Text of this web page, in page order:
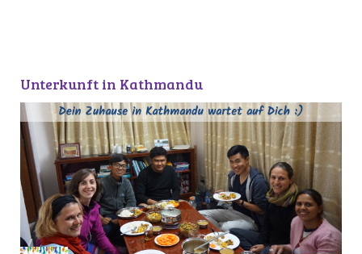
Unterkunft in Kathmandu